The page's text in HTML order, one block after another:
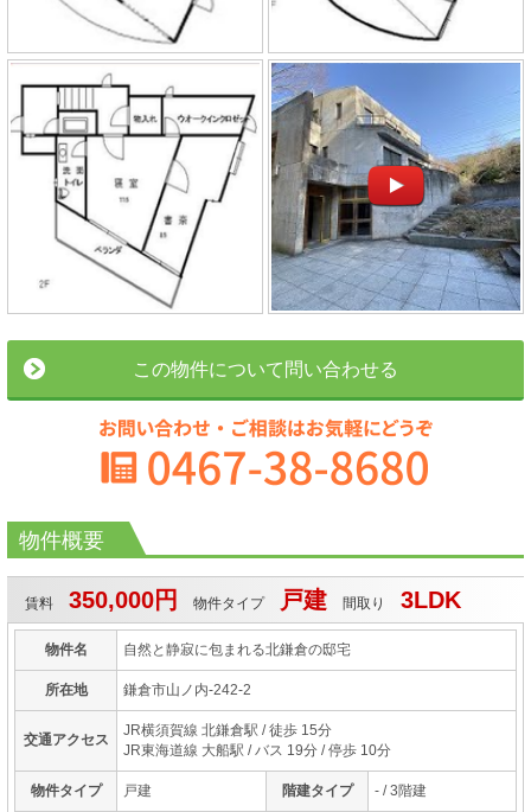
この物件について問い合わせる
物件概要
賃料 350,000円 物件タイプ 戸建 間取り 3LDK
物件名 自然と静寂に包まれる北鎌倉の邸宅
所在地 鎌倉市山ノ内-242-2
交通アクセス
JR横須賀線 北鎌倉駅 / 徒歩 15分
JR東海道線 大船駅 / バス 19分 / 停歩 10分
物件タイプ 戸建 階建タイプ - / 3階建